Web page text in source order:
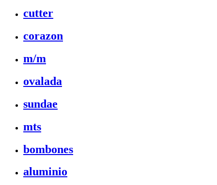
cutter
corazon
m/m
ovalada
sundae
mts
bombones
aluminio